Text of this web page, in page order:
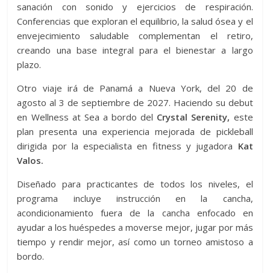
sanación con sonido y ejercicios de respiración.
Conferencias que exploran el equilibrio, la salud ósea y el
envejecimiento saludable complementan el retiro,
creando una base integral para el bienestar a largo
plazo.
Otro viaje irá de Panamá a Nueva York, del 20 de
agosto al 3 de septiembre de 2027. Haciendo su debut
en Wellness at Sea a bordo del Crystal Serenity, este
plan presenta una experiencia mejorada de pickleball
dirigida por la especialista en fitness y jugadora Kat
Valos.
Diseñado para practicantes de todos los niveles, el
programa incluye instrucción en la cancha,
acondicionamiento fuera de la cancha enfocado en
ayudar a los huéspedes a moverse mejor, jugar por más
tiempo y rendir mejor, así como un torneo amistoso a
bordo.